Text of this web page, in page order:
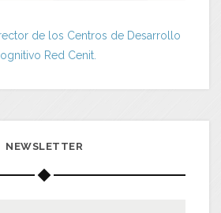
de los Centros de Desarrollo
Red Cenit.
NEWSLETTER